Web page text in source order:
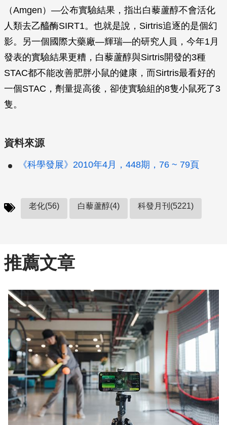
（Amgen）—公布實驗結果，指出白藜蘆醇不會活化
人類去乙醯酶SIRT1。也就是說，Sirtris追逐的是個幻
影。另一個國際大藥廠—輝瑞—的研究人員，今年1月
發表的實驗結果更糟，白藜蘆醇與Sirtris開發的3種
STAC都不能改善肥胖小鼠的健康，而Sirtris最看好的
一個STAC，劑量提高後，卻使實驗組的8隻小鼠死了3
隻。
資料來源
《科學發展》2010年4月，448期，76 ~ 79頁
老化(56) 白藜蘆醇(4) 科發月刊(5221)
推薦文章